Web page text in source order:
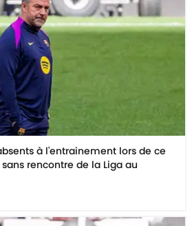
à l'entrainement lors de ce
rencontre de la Liga au